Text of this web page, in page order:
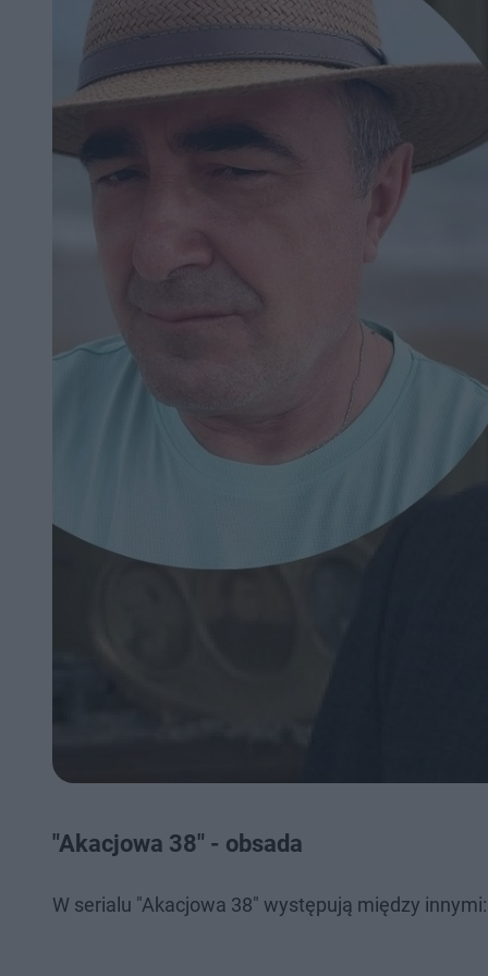
"Akacjowa 38" - obsada
W serialu "Akacjowa 38" występują między innymi: